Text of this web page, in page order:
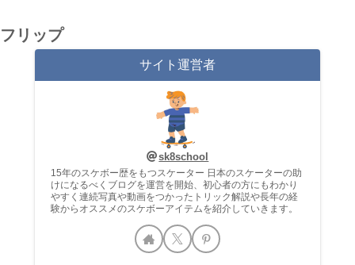
フリップ
サイト運営者
sk8school
15年のスケボー歴をもつスケーター 日本のスケーターの助
けになるべくブログを運営を開始、初心者の方にもわかり
やすく連続写真や動画をつかったトリック解説や長年の経
験からオススメのスケボーアイテムを紹介していきます。